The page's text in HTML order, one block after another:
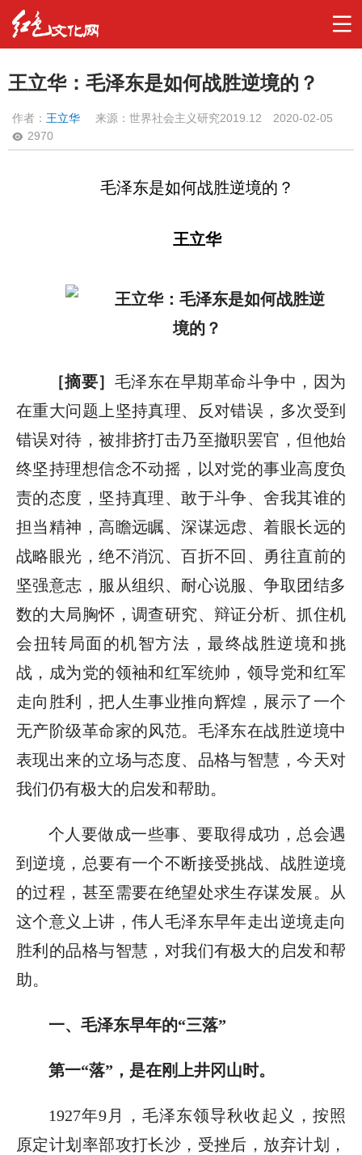
王立华：毛泽东是如何战胜逆境的？
作者： 王立华 来源：世界社会主义研究2019.12
2020-02-05
2970
毛泽东是如何战胜逆境的？
王立华
［摘要］ 毛泽东在早期革命斗争中，因为
在重大问题上坚持真理、反对错误，多次受到
错误对待，被排挤打击乃至撤职罢官，但他始
终坚持理想信念不动摇，以对党的事业高度负
责的态度，坚持真理、敢于斗争、舍我其谁的
担当精神，高瞻远瞩、深谋远虑、着眼长远的
战略眼光，绝不消沉、百折不回、勇往直前的
坚强意志，服从组织、耐心说服、争取团结多
数的大局胸怀，调查研究、辩证分析、抓住机
会扭转局面的机智方法，最终战胜逆境和挑
战，成为党的领袖和红军统帅，领导党和红军
走向胜利，把人生事业推向辉煌，展示了一个
无产阶级革命家的风范。毛泽东在战胜逆境中
表现出来的立场与态度、品格与智慧，今天对
我们仍有极大的启发和帮助。
个人要做成一些事、要取得成功，总会遇
到逆境，总要有一个不断接受挑战、战胜逆境
的过程，甚至需要在绝望处求生存谋发展。从
这个意义上讲，伟人毛泽东早年走出逆境走向
胜利的品格与智慧，对我们有极大的启发和帮
助。
一、毛泽东早年的“三落”
第一“落”，是在刚上井冈山时。
1927年9月，毛泽东领导秋收起义，按照
原定计划率部攻打长沙，受挫后，放弃计划，